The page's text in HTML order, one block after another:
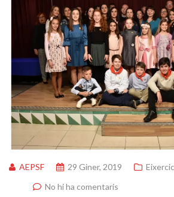
AEPSF 29 Giner, 2019
No hi ha comentaris